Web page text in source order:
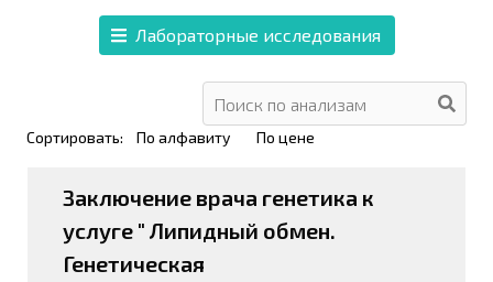
Лабораторные исследования
Сортировать: По алфавиту По цене
Заключение врача генетика к
услуге " Липидный обмен.
Генетическая